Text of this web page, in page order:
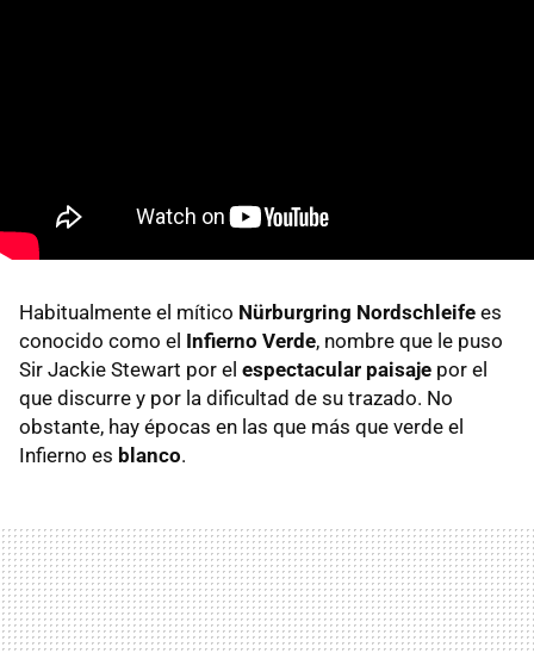
Habitualmente el mítico Nürburgring Nordschleife es
conocido como el Infierno Verde, nombre que le puso
Sir Jackie Stewart por el espectacular paisaje por el
que discurre y por la dificultad de su trazado. No
obstante, hay épocas en las que más que verde el
Infierno es blanco.